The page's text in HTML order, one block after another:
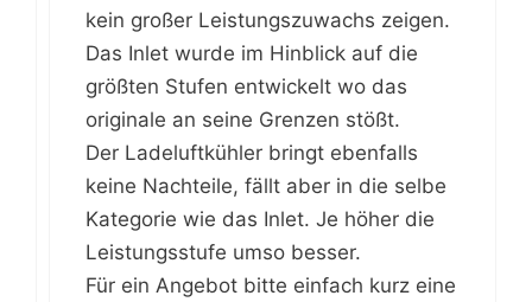
kein großer Leistungszuwachs zeigen.
Das Inlet wurde im Hinblick auf die
größten Stufen entwickelt wo das
originale an seine Grenzen stößt.
Der Ladeluftkühler bringt ebenfalls
keine Nachteile, fällt aber in die selbe
Kategorie wie das Inlet. Je höher die
Leistungsstufe umso besser.
Für ein Angebot bitte einfach kurz eine